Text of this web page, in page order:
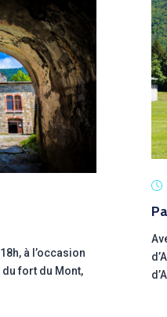
à l’occasion
fort du Mont,